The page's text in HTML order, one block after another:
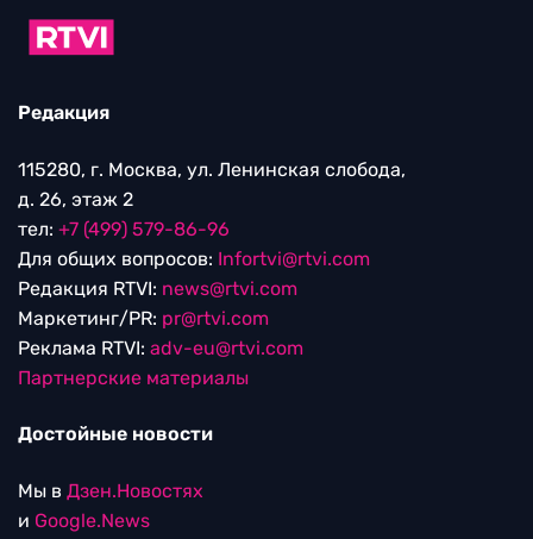
Редакция
115280, г. Москва, ул. Ленинская слобода,
д. 26, этаж 2
тел: +7 (499) 579-86-96
Для общих вопросов: Infortvi@rtvi.com
Редакция RTVI: news@rtvi.com
Маркетинг/PR: pr@rtvi.com
Реклама RTVI: adv-eu@rtvi.com
Партнерские материалы
Достойные новости
Мы в Дзен.Новостях
и Google.News